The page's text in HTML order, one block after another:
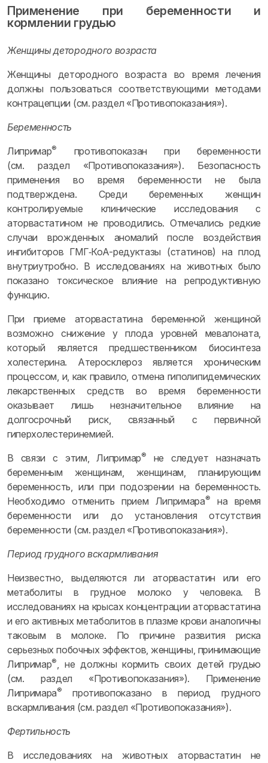
Применение при беременности и
кормлении грудью
Женщины детородного возраста
Женщины детородного возраста во время лечения
должны пользоваться соответствующими методами
контрацепции (см. раздел «Противопоказания»).
Беременность
Липримар®
противопоказан при беременности
(см. раздел «Противопоказания»). Безопасность
применения во время беременности не была
подтверждена. Среди беременных женщин
контролируемые клинические исследования с
аторвастатином не проводились. Отмечались редкие
случаи врожденных аномалий после воздействия
ингибиторов ГМГ‑КоА-редуктазы (статинов) на плод
внутриутробно. В исследованиях на животных было
показано токсическое влияние на репродуктивную
функцию.
При приеме аторвастатина беременной женщиной
возможно снижение у плода уровней мевалоната,
который является предшественником биосинтеза
холестерина. Атеросклероз является хроническим
процессом, и, как правило, отмена гиполипидемических
лекарственных средств во время беременности
оказывает лишь незначительное влияние на
долгосрочный риск, связанный с первичной
гиперхолестеринемией.
В связи с этим, Липримар®
не следует назначать
беременным женщинам, женщинам, планирующим
беременность, или при подозрении на беременность.
Необходимо отменить прием Липримара®
на время
беременности или до установления отсутствия
беременности (см. раздел «Противопоказания»).
Период грудного вскармливания
Неизвестно, выделяются ли аторвастатин или его
метаболиты в грудное молоко у человека. В
исследованиях на крысах концентрации аторвастатина
и его активных метаболитов в плазме крови аналогичны
таковым в молоке. По причине развития риска
серьезных побочных эффектов, женщины, принимающие
Липримар®, не должны кормить своих детей грудью
(см. раздел «Противопоказания»). Применение
Липримара®
противопоказано в период грудного
вскармливания (см. раздел «Противопоказания»).
Фертильность
В исследованиях на животных аторвастатин не